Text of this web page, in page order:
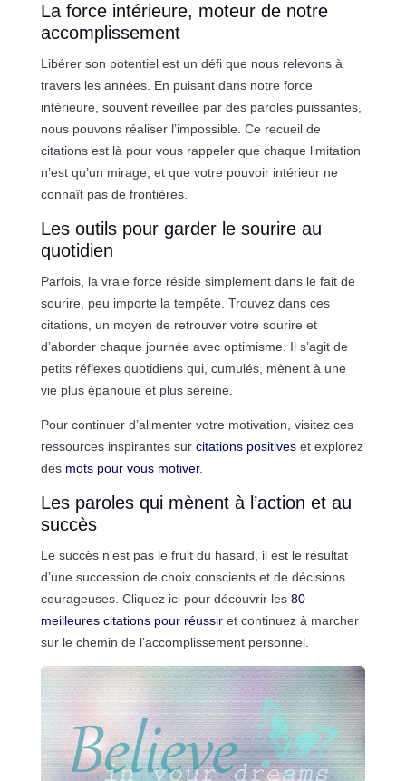
La force intérieure, moteur de notre
accomplissement
Libérer son potentiel est un défi que nous relevons à
travers les années. En puisant dans notre force
intérieure, souvent réveillée par des paroles puissantes,
nous pouvons réaliser l’impossible. Ce recueil de
citations est là pour vous rappeler que chaque limitation
n’est qu’un mirage, et que votre pouvoir intérieur ne
connaît pas de frontières.
Les outils pour garder le sourire au
quotidien
Parfois, la vraie force réside simplement dans le fait de
sourire, peu importe la tempête. Trouvez dans ces
citations, un moyen de retrouver votre sourire et
d’aborder chaque journée avec optimisme. Il s’agit de
petits réflexes quotidiens qui, cumulés, mènent à une
vie plus épanouie et plus sereine.
Pour continuer d’alimenter votre motivation, visitez ces
ressources inspirantes sur citations positiveset explorez
des mots pour vous motiver.
Les paroles qui mènent à l’action et au
succès
Le succès n’est pas le fruit du hasard, il est le résultat
d’une succession de choix conscients et de décisions
courageuses. Cliquez ici pour découvrir les 80
meilleures citations pour réussiret continuez à marcher
sur le chemin de l’accomplissement personnel.